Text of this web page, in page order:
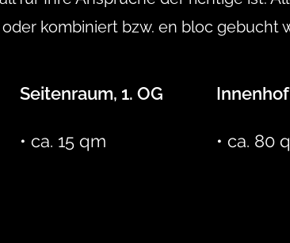
kombiniert bzw. en bloc gebucht
Seitenraum, 1. OG
• ca. 15 qm
Innenhof
• ca. 80